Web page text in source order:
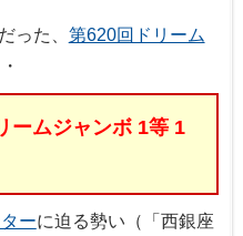
った、 第620回ドリーム
ームジャンボ 1等 1
ーに迫る勢い（「西銀座